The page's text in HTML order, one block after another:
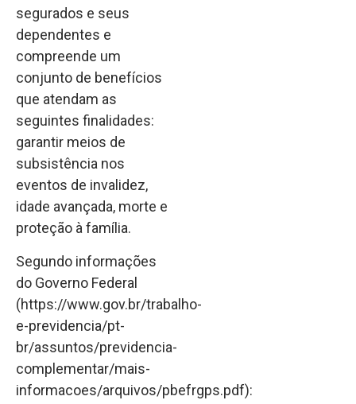
segurados e seus
dependentes e
compreende um
conjunto de benefícios
que atendam as
seguintes finalidades:
garantir meios de
subsistência nos
eventos de invalidez,
idade avançada, morte e
proteção à família.
Segundo informações
do Governo Federal
(https://www.gov.br/trabalho-
e-previdencia/pt-
br/assuntos/previdencia-
complementar/mais-
informacoes/arquivos/pbefrgps.pdf):